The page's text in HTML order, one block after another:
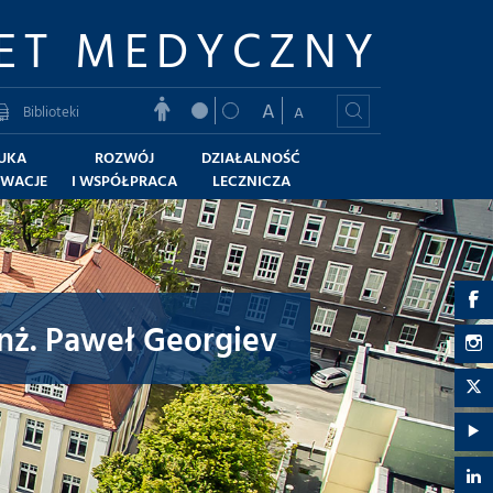
MEDYCZNY
Biblioteki A
A
ROZWÓJ
I WSPÓŁPRACA
DZIAŁALNOŚĆ
LECZNICZA
-
-
Paweł Georgiev